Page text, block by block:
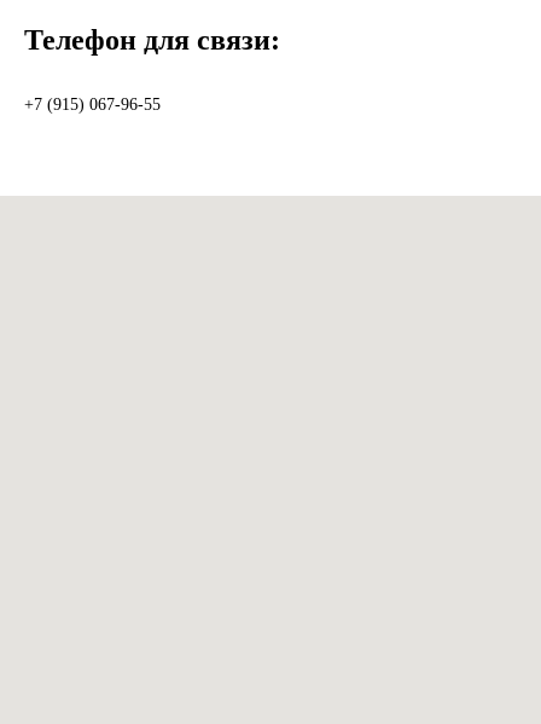
Телефон для связи:
+7 (915) 067-96-55